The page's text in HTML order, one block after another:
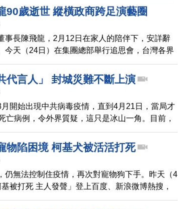
90歲逝世 縱橫政商跨足演藝圈
事長陳飛龍，2月12日在家人的陪伴下，安詳辭
今天（24日）在集團總部舉行追思會，台灣各界
前往悼念。展現陳飛龍，帶領集團65年來，勇敢
集團轉型發展。
代言人」 封城災難不斷上演
開始出現中共病毒疫情，直到4月21日，當局才
亡病例，令外界質疑，這只是冰山一角。目前，
仍沒有解封跡象。但中共官媒為了給極端的防疫
美國家「躺平」，放棄防疫措施，事實到底如
堅一段批評美國疫情的話，也被翻出熱傳。
物陷困境 柯基犬被活活打死
仍無法控制住疫情，再次對寵物狗下手。昨天（4
被打死 主人發聲」登上百度、新浪微博熱搜，